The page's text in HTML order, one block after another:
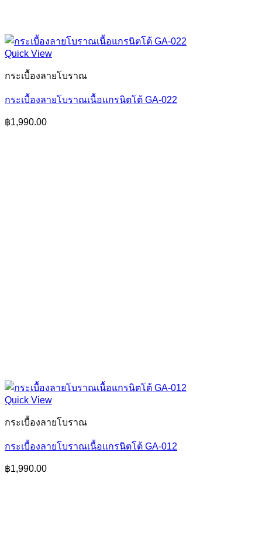
Quick View
กระเบื้องลายโบราณ
กระเบื้องลายโบราณเนื้อแกรนิตโต้ GA-022
฿1,990.00
Quick View
กระเบื้องลายโบราณ
กระเบื้องลายโบราณเนื้อแกรนิตโต้ GA-012
฿1,990.00